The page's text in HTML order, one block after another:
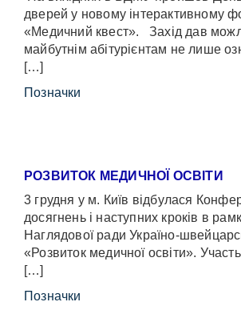
дверей у новому інтерактивному
«Медичний квест». Захід дав
майбутнім абітурієнтам не лише
[…]
Позначки
РОЗВИТОК МЕДИЧНОЇ ОСВІТИ
3 грудня у м. Київ відбулася
досягнень і наступних кроків в
Наглядової ради Україно-
«Розвиток медичної освіти». Участь
[…]
Позначки